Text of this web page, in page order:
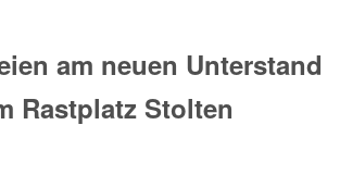
am neuen Unterstand
Rastplatz Stolten